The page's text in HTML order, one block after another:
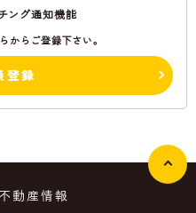
ング通知機能
からご登録下さい。
登録
動産情報